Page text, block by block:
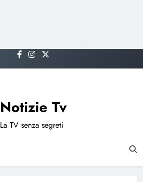
Notizie Tv
La TV senza segreti